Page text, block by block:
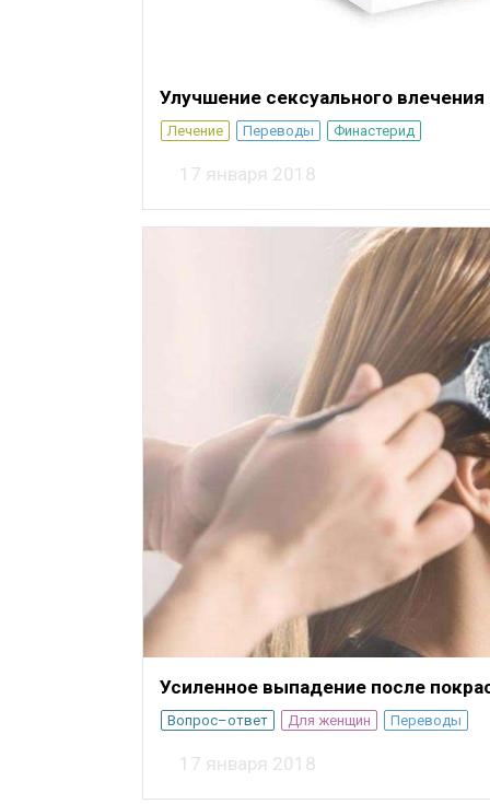
Улучшение сексуального
Лечение Переводы Финастерид
17 января 2018
Усиленное выпадение после
Вопрос–ответ Для женщин Переводы
17 января 2018